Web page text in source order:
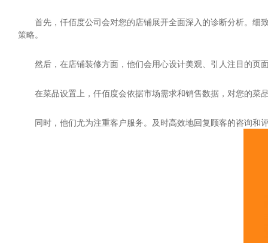
首先，仟佰度公司会对您的店铺展开全面深入的诊断分析。细
策略。
然后，在店铺装修方面，他们会用心设计美观、引人注目的页
在菜品设置上，仟佰度会依据市场需求和销售数据，对您的菜
同时，他们尤为注重客户服务。及时高效地回复顾客的咨询